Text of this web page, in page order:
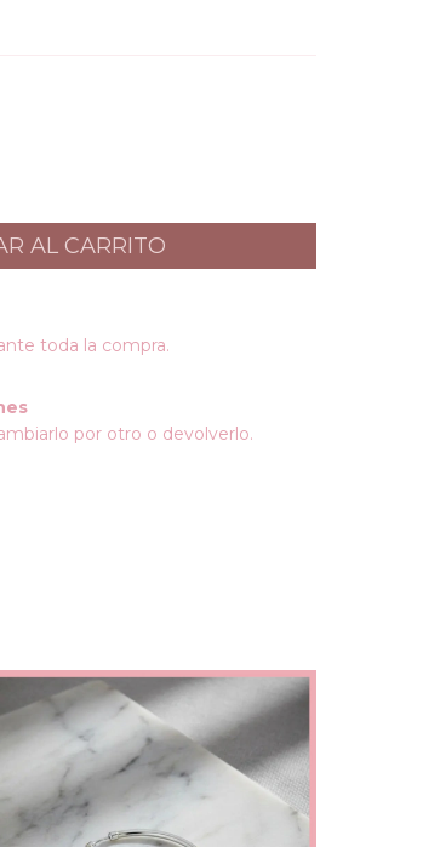
toda la compra.
por otro o devolverlo.